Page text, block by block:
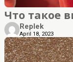
Что такое
Replek
April 18, 2023